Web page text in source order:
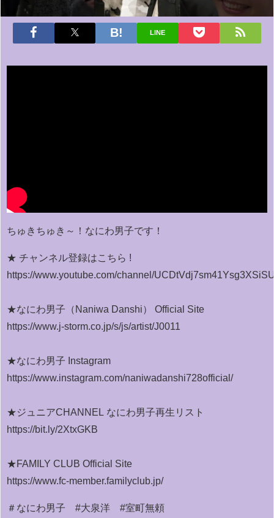
LINE
ちゅきちゅき～！なにわ男子です！
★ チャンネル登録はこちら !
https://www.youtube.com/channel/
★なにわ男子（Naniwa Danshi） Official Site
https://www.j-storm.co.jp/s/js/artist/J0011
★なにわ男子 Instagram
https://www.instagram.com/naniwadanshi728official/
★ジュニアCHANNEL なにわ男子再生リスト
https://bit.ly/2XtxGKB
★FAMILY CLUB Official Site
https://www.fc-member.familyclub.jp/
＃なにわ男子 #大泉洋 #室町無頼